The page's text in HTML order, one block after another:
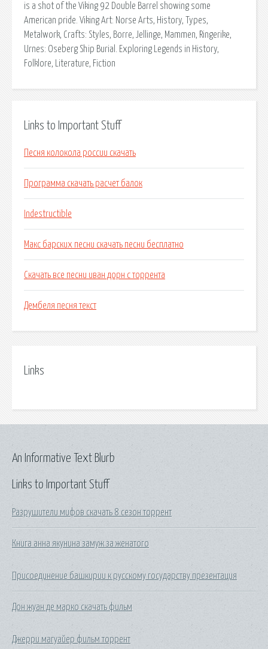
is a shot of the Viking 92 Double Barrel showing some
American pride. Viking Art: Norse Arts, History, Types,
Metalwork, Crafts: Styles, Borre, Jellinge, Mammen, Ringerike,
Urnes: Oseberg Ship Burial. Exploring Legends in History,
Folklore, Literature, Fiction
Links to Important Stuff
Песня колокола россии скачать
Программа скачать расчет балок
Indestructible
Макс барских песни скачать песни бесплатно
Скачать все песни иван дорн с торрента
Дембеля песня текст
Links
Links to Important Stuff
Разрушители мифов скачать 8 сезон торрент
Книга анна якунина замуж за женатого
Присоединение башкирии к русскому государству презентация
Дон жуан де марко скачать фильм
Джерри магуайер фильм торрент
An Informative Text Blurb